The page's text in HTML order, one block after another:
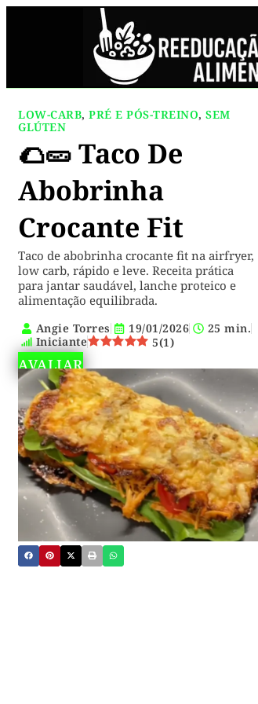
LOW-CARB, PRÉ E PÓS-TREINO, SEM
GLÚTEN
🌮🥒 Taco De
Abobrinha
Crocante Fit
Taco de abobrinha crocante fit na airfryer,
low carb, rápido e leve. Receita prática
para jantar saudável, lanche proteico e
alimentação equilibrada.
Angie Torres 19/01/2026
25 min.
Iniciante
5(1)
AVALIAR